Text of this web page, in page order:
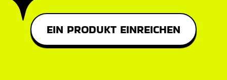
EIN PRODUKT EINREICHEN